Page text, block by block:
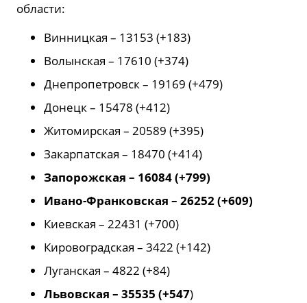
области:
Винницкая – 13153 (+183)
Волынская – 17610 (+374)
Днепропетровск – 19169 (+479)
Донецк – 15478 (+412)
Житомирская – 20589 (+395)
Закарпатская – 18470 (+414)
Запорожская – 16084 (+799)
Ивано-Франковская – 26252 (+609)
Киевская – 22431 (+700)
Кировоградская – 3422 (+142)
Луганская – 4822 (+84)
Львовская – 35535 (+547)